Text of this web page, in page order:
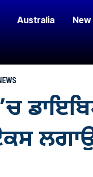
Australia New